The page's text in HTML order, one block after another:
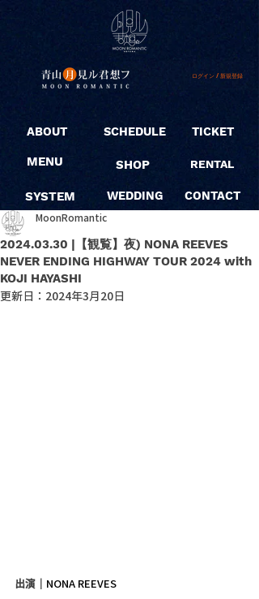
ログイン / 新規登録
ABOUT
MENU
SYSTEM
SCHEDULE
SHOP
WEDDING
TICKET
RENTAL
CONTACT
2024.03.30 |【観覧】夜) NONA REEVES
NEVER ENDING HIGHWAY TOUR 2024 with
KOJI HAYASHI
MoonRomantic
更新日： 2024年3月20日
出演｜ NONA REEVES